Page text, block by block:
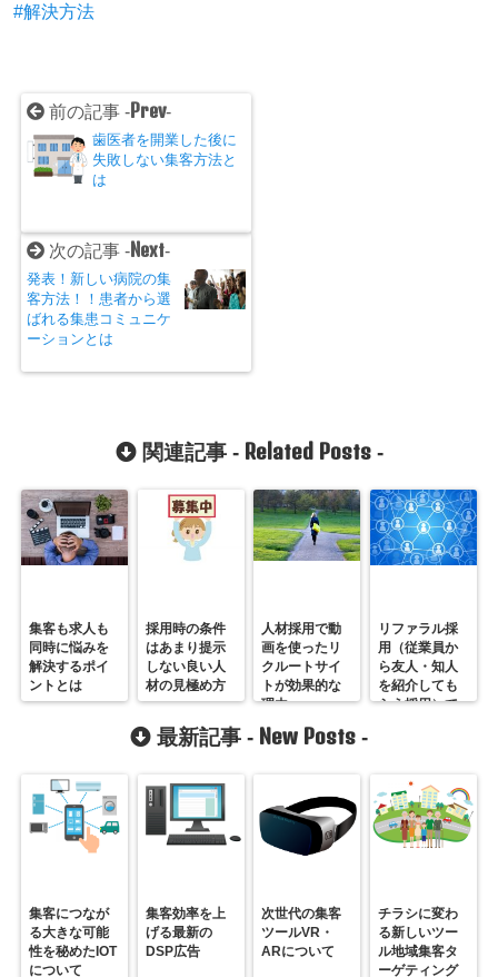
解決方法
前の記事 -Prev-
歯医者を開業した後に
失敗しない集客方法と
は
次の記事 -Next-
発表！新しい病院の集
客方法！！患者から選
ばれる集患コミュニケ
ーションとは
関連記事 - Related Posts-
集客も求人も
同時に悩みを
解決するポイ
ントとは
採用時の条件
はあまり提示
しない良い人
材の見極め方
人材採用で動
画を使ったリ
クルートサイ
トが効果的な
理由
リファラル採
用（従業員か
ら友人・知人
を紹介しても
らう採用）で
最新記事 - New Posts -
集客につなが
る大きな可能
性を秘めたIOT
について
集客効率を上
げる最新の
DSP広告
次世代の集客
ツールVR・
ARについて
チラシに変わ
る新しいツー
ル地域集客タ
ーゲティング